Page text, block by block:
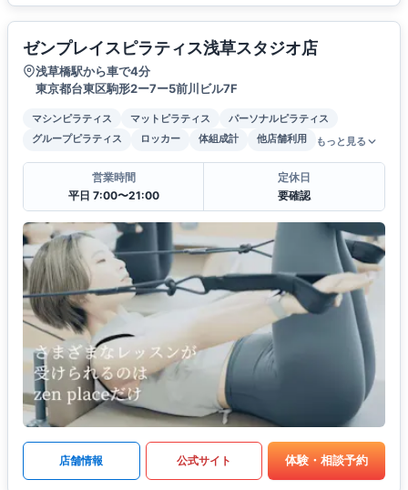
ゼンプレイスピラティス浅草スタジオ店
浅草橋駅から車で4分
東京都台東区駒形2ー7ー5前川ビル7F
マシンピラティス マットピラティス
パーソナルピラティス
グループピラティス
ロッカー 体組成計 他店舗利用 もっと見る
営業時間
平日 7:00〜21:00
定休日
要確認
店舗情報 公式サイト 体験・相談予約